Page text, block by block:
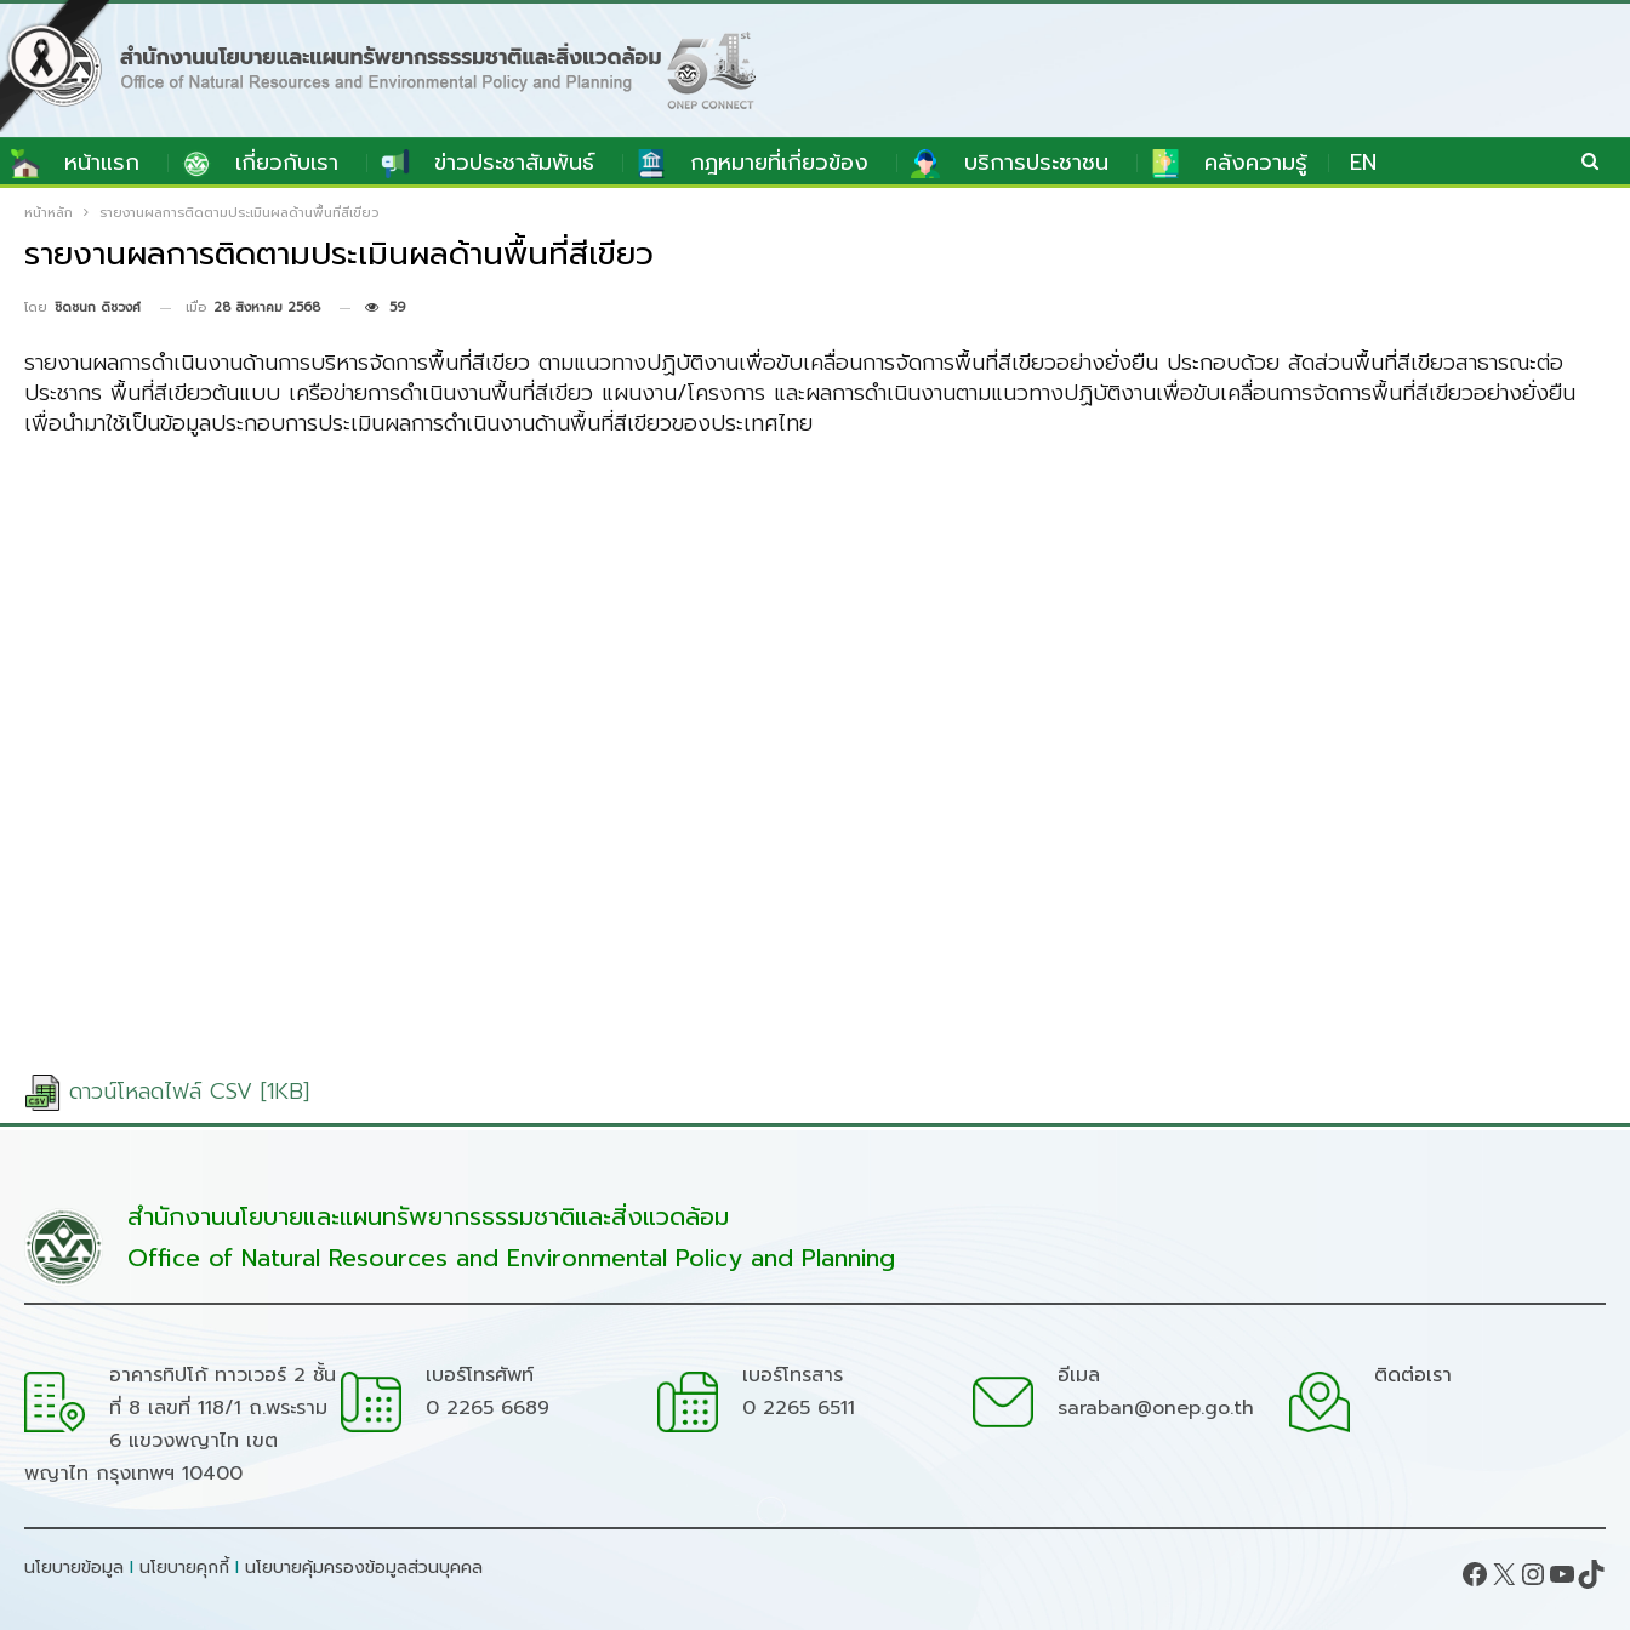
หน้าแรก เกี่ยวกับเรา ข่าวประชาสัมพันธ์ กฎหมายที่เกี่ยวข้อง บริการประชาชน คลังความรู้ EN
หน้าหลัก รายงานผลการติดตามประเมินผลด้านพื้นที่สีเขียว
รายงานผลการติดตามประเมินผลด้านพื้นที่สีเขียว
โดย ชิดชนก ดิชวงศ์ เมื่อ 28 สิงหาคม 2568 59
รายงานผลการดำเนินงานด้านการบริหารจัดการพื้นที่สีเขียว ตามแนวทางปฏิบัติงานเพื่อขับเคลื่อนการจัดการพื้นที่สีเขียวอย่างยั่งยืน ประกอบด้วย สัดส่วนพื้นที่สีเขียวสาธารณะต่อ
ประชากร พื้นที่สีเขียวต้นแบบ เครือข่ายการดำเนินงานพื้นที่สีเขียว แผนงาน/โครงการ และผลการดำเนินงานตามแนวทางปฏิบัติงานเพื่อขับเคลื่อนการจัดการพื้นที่สีเขียวอย่างยั่งยืน
เพื่อนำมาใช้เป็นข้อมูลประกอบการประเมินผลการดำเนินงานด้านพื้นที่สีเขียวของประเทศไทย
ดาวน์โหลดไฟล์ CSV [1KB]
สำนักงานนโยบายและแผนทรัพยากรธรรมชาติและสิ่งแวดล้อม
Office of Natural Resources and Environmental Policy and Planning
อาคารทิปโก้ ทาวเวอร์ 2 ชั้น
ที่ 8 เลขที่ 118/1 ถ.พระราม
6 แขวงพญาไท เขต
พญาไท กรุงเทพฯ 10400
เบอร์โทรศัพท์
0 2265 6689
เบอร์โทรสาร
0 2265 6511
อีเมล
saraban@onep.go.th
ติดต่อเรา
นโยบายข้อมูล I นโยบายคุกกี้ I นโยบายคุ้มครองข้อมูลส่วนบุคคล Facebook X InstagramYouTube TikTok